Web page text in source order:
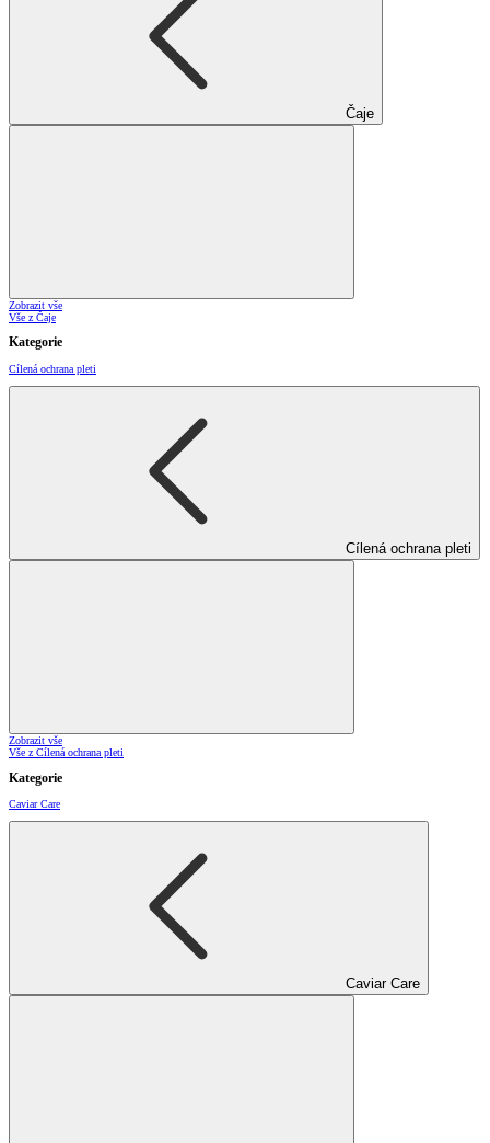
Čaje
Zobrazit vše
Vše z Čaje
Kategorie
Cílená ochrana pleti
Cílená ochrana pleti
Zobrazit vše
Vše z Cílená ochrana pleti
Kategorie
Caviar Care
Caviar Care